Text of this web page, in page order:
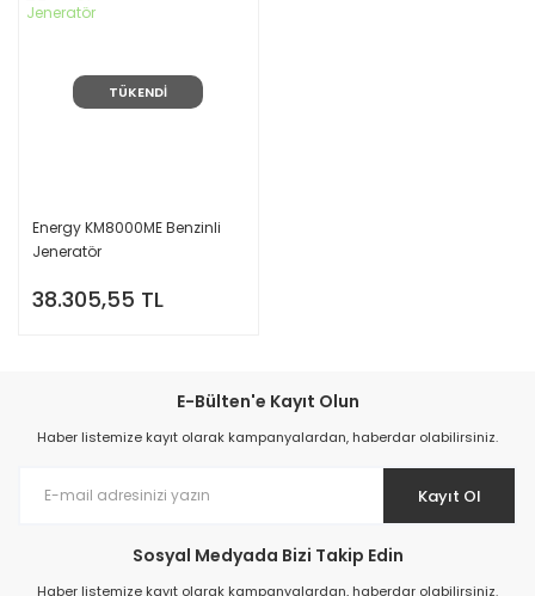
TÜKENDİ
Energy KM8000ME Benzinli
Jeneratör
38.305,55 TL
E-Bülten'e Kayıt Olun
Haber listemize kayıt olarak kampanyalardan, haberdar olabilirsiniz.
Kayıt Ol
Sosyal Medyada Bizi Takip Edin
Haber listemize kayıt olarak kampanyalardan, haberdar olabilirsiniz.